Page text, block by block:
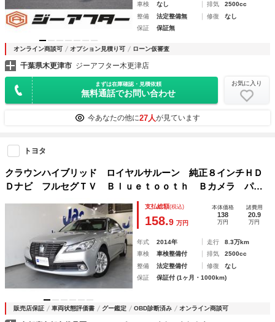
車検
なし 排気
2500cc
整備
法定整備無 修復
なし
保証
保証無
オンライン商談可 オプション見積り可 ローン仮審査
千葉県木更津市 ジーアフター木更津店
まずは在庫確認・見積依頼
無料通話でお問い合わせ
お気に入り
今あなたの他に27人が見ています
トヨタ
クラウンハイブリッド ロイヤルサルーン 純正８インチＨＤ
Ｄナビ フルセグＴＶ Ｂｌｕｅｔｏｏｔｈ Ｂカメラ パワ
ーシート シートヒーター クルコン ＥＴＣ ＨＩＤヘッド
ライト オートライト ステアリングヒーター スマートキー
プッシュスタート
支払総額(税込)
158.9 万円
本体価格
138
万円
諸費用
20.9
万円
年式 2014年 走行
8.3万km
車検
車検整備付 排気
2500cc
整備
法定整備付 修復
なし
保証
保証付 (1ヶ月・1000km)
販売店保証 車両状態評価書 グー鑑定 OBD診断済み オンライン商談可